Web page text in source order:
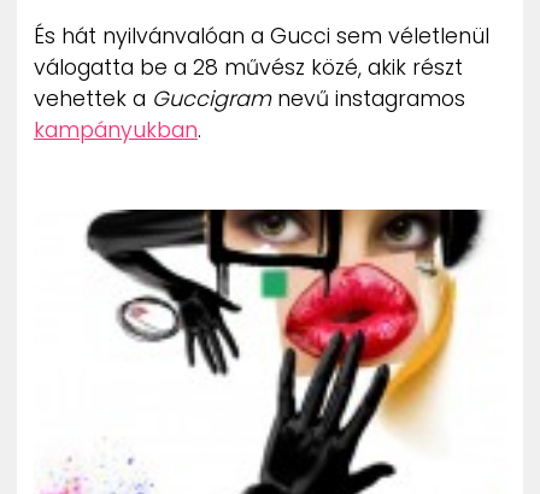
És hát nyilvánvalóan a Gucci sem véletlenül
válogatta be a 28 művész közé, akik részt
vehettek a Guccigramnevű instagramos
kampányukban.